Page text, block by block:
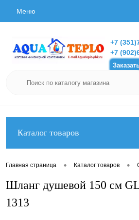
Меню
+7
+7
Каталог товаров
Главная страница • Каталог товаров •
Шланг душевой 150 см
1313